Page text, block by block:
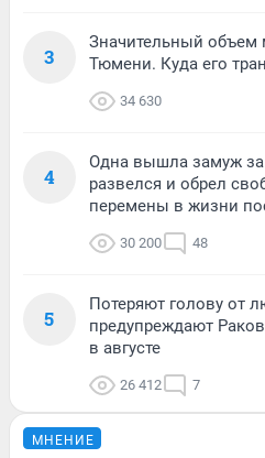
3
Значительный объем
Тюмени. Куда его
34 630
4
Одна вышла замуж за
развелся и обрел
перемены в жизни
30 200 48
5
Потеряют голову от
предупреждают
в августе
26 412 7
МНЕНИЕ